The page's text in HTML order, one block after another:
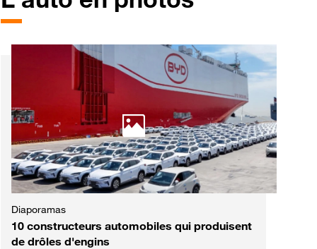
Diaporamas
10 constructeurs automobiles qui produisent
de drôles d'engins